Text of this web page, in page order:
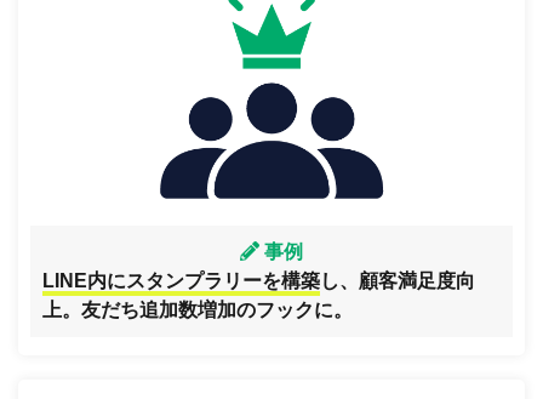
事例
LINE内にスタンプラリーを構築し、顧客満足度向
上。友だち追加数増加のフックに。